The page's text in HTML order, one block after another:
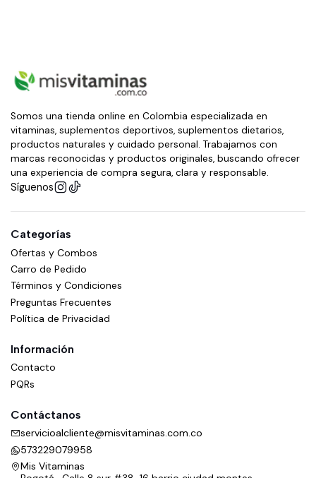
Somos una tienda online en Colombia especializada en
vitaminas, suplementos deportivos, suplementos dietarios,
productos naturales y cuidado personal. Trabajamos con
marcas reconocidas y productos originales, buscando ofrecer
una experiencia de compra segura, clara y responsable.
Síguenos
Categorías
Ofertas y Combos
Carro de Pedido
Términos y Condiciones
Preguntas Frecuentes
Política de Privacidad
Información
Contacto
PQRs
Contáctanos
servicioalcliente@misvitaminas.com.co
573229079958
Mis Vitaminas